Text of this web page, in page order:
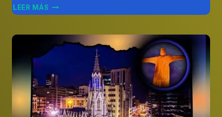
LEER MÁS LOS
MEJORES
TURÍSTICOS
DE